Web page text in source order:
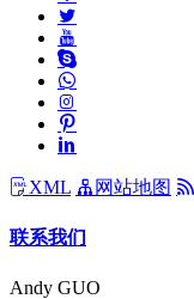
XML 网站地图
联系我们
Andy GUO